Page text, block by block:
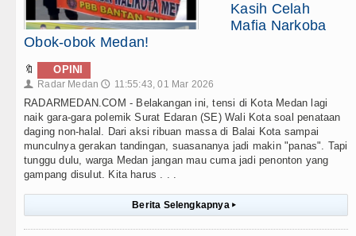
Kasih Celah
Mafia Narkoba
Obok-obok Medan!
🔖 OPINI
👤 Radar Medan 🕔 11:55:43, 01 Mar 2026
RADARMEDAN.COM - Belakangan ini, tensi di Kota Medan lagi
naik gara-gara polemik Surat Edaran (SE) Wali Kota soal penataan
daging non-halal. Dari aksi ribuan massa di Balai Kota sampai
munculnya gerakan tandingan, suasananya jadi makin "panas". Tapi
tunggu dulu, warga Medan jangan mau cuma jadi penonton yang
gampang disulut. Kita harus . . .
Berita Selengkapnya ▸